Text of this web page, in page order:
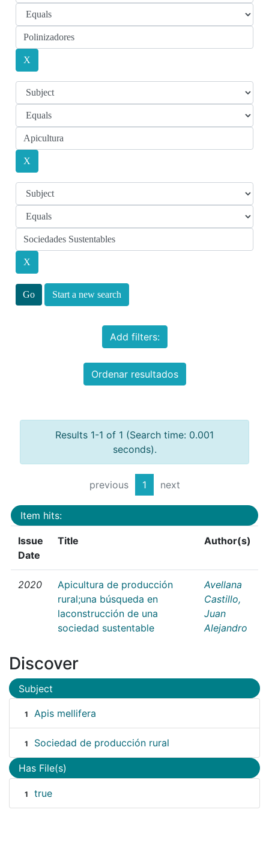
Start a new search
Add filters:
Ordenar resultados
Results 1-1 of 1 (Search time: 0.001
seconds).
previous 1 next
Item hits:
Issue
Date
Title Author(s)
2020
Apicultura de producción
rural;una búsqueda en
laconstrucción de una
sociedad sustentable
Avellana
Castillo,
Juan
Alejandro
Discover
Subject
1 Apis mellifera
1 Sociedad de producción rural
Has File(s)
1 true